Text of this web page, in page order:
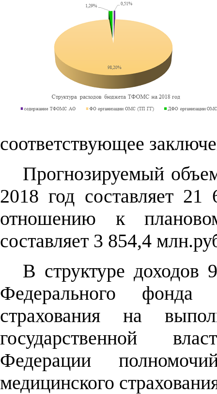
соответствующее
Прогнозируемый
2018 год составляет
отношению к
составляет 3 854,4
В структуре доходов
Федерального фонда
страхования на
государственной
Федерации
медицинского